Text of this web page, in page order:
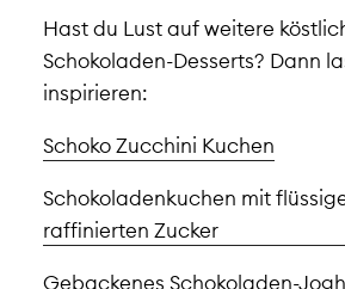
Hast du Lust auf weitere
Schokoladen-Desserts? Dann
inspirieren:
Schoko Zucchini Kuchen
Schokoladenkuchen mit
raffinierten Zucker
Gebackenes Schokoladen-